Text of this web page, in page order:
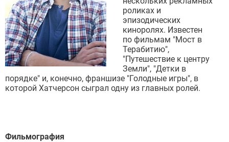
роликах и
эпизодических
киноролях. Известен
по фильмам "Мост в
Терабитию",
"Путешествие к центру
Земли", "Детки в
порядке" и, конечно, франшизе "Голодные игры", в
которой Хатчерсон сыграл одну из главных ролей.
Фильмография